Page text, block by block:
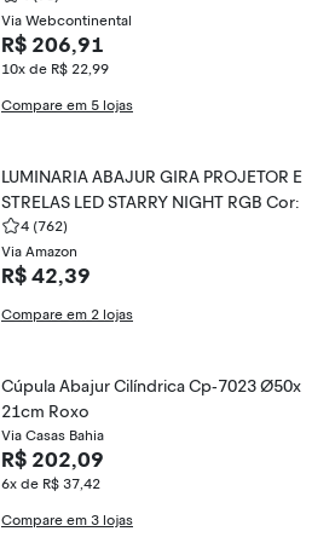
Via Webcontinental
R$ 206,91
10x de R$ 22,99
Compare em 5 lojas
LUMINARIA ABAJUR GIRA PROJETOR E
STRELAS LED STARRY NIGHT RGB Cor:
4 (762)
Via Amazon
R$ 42,39
Compare em 2 lojas
Cúpula Abajur Cilíndrica Cp-7023 Ø50x
21cm Roxo
Via Casas Bahia
R$ 202,09
6x de R$ 37,42
Compare em 3 lojas